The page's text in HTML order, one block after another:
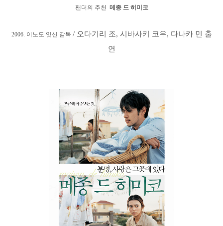
팬더의 추천 메종 드 히미코
2006. 이노도 잇신 감독 / 오다기리 조, 시바사키 코우, 다나카 민 출
연